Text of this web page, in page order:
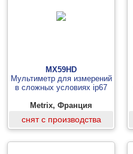
MX59HD
Мультиметр для измерений
в сложных условиях ip67
Metrix, Франция
снят с производства